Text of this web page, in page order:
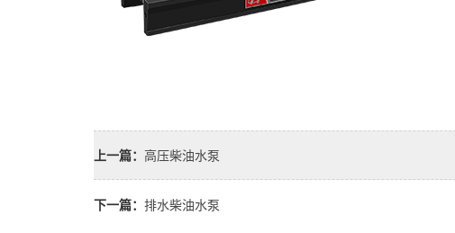
上一篇： 高压柴油水泵
下一篇： 排水柴油水泵